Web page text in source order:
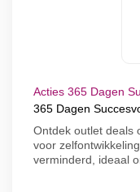
Acties 365 Dagen
365 Dagen
Ontdek outlet deals
voor
verminderd, ideaal